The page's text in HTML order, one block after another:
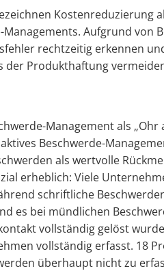
Kostenreduzierung
Aufgrund von
rechtzeitig erkennen
der Produkthaftung
Management als „Ohr
Beschwerde-
als wertvolle
erheblich: Viele
schriftliche
es bei mündlichen
vollständig gelöst
vollständig erfasst. 18
überhaupt nicht zu